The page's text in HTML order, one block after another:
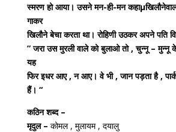
स्मरण हो आया। उसने मन-ही-मन
गाकर
खिलौने बेचा करता था। रोहिणी उठकर अपने पति
” जरा उस मुरली वाले को बुलाओ तो , चुन्नू – मुन्नू
यह
फिर इधर आए , न आए। वे भी , जान पड़ता है ,
हैं। “
कठिन शब्द –
मृदुल – कोमल , मुलायम , दयालु